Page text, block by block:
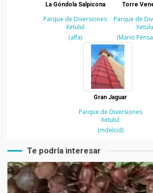
La Góndola Salpicona
Parque de Diversiones
Xetulul
(alfa)
Torre
Parque de
(Mario
Gran Jaguar
Parque de Diversiones
Xetulul
(mdelcid)
Te podría interesar